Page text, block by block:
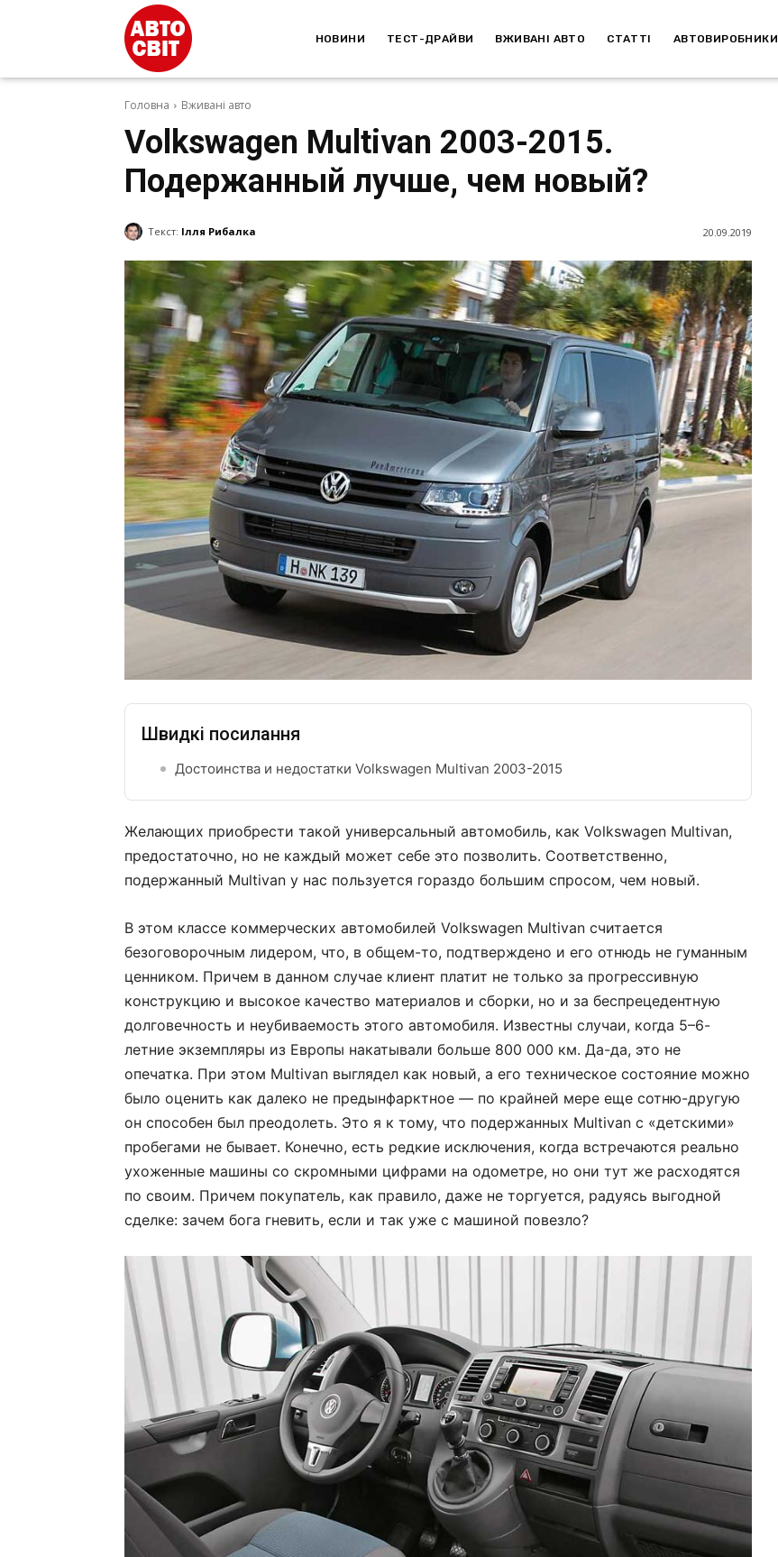
НОВИНИ ТЕСТ-ДРАЙВИ ВЖИВАНІ АВТО СТАТТІ АВТОВИРОБНИКИ
Головна Вживані авто
Volkswagen Multivan 2003-2015.
Подержанный лучше, чем новый?
Текст: Ілля Рибалка 20.09.2019
Швидкі посилання
Достоинства и недостатки Volkswagen Multivan 2003-2015
Желающих приобрести такой универсальный автомобиль, как Volkswagen Multivan,
предостаточно, но не каждый может себе это позволить. Соответственно,
подержанный Multivan у нас пользуется гораздо большим спросом, чем новый.
В этом классе коммерческих автомобилей Volkswagen Multivan считается
безоговорочным лидером, что, в общем-то, подтверждено и его отнюдь не гуманным
ценником. Причем в данном случае клиент платит не только за прогрессивную
конструкцию и высокое качество материалов и сборки, но и за беспрецедентную
долговечность и неубиваемость этого автомобиля. Известны случаи, когда 5–6-
летние экземпляры из Европы накатывали больше 800 000 км. Да-да, это не
опечатка. При этом Multivan выглядел как новый, а его техническое состояние можно
было оценить как далеко не предынфарктное — по крайней мере еще сотню-другую
он способен был преодолеть. Это я к тому, что подержанных Multivan с «детскими»
пробегами не бывает. Конечно, есть редкие исключения, когда встречаются реально
ухоженные машины со скромными цифрами на одометре, но они тут же расходятся
по своим. Причем покупатель, как правило, даже не торгуется, радуясь выгодной
сделке: зачем бога гневить, если и так уже с машиной повезло?